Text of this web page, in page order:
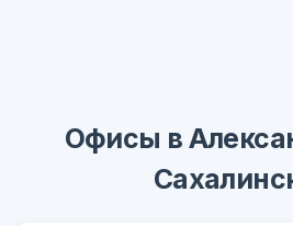
Офисы в